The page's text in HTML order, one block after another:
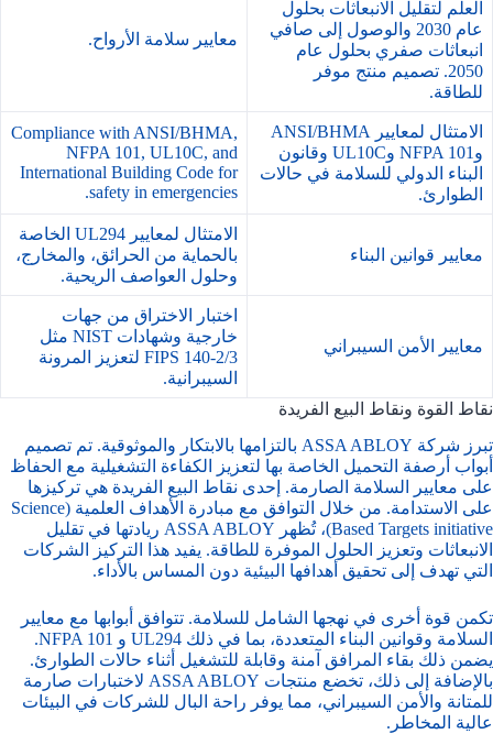
العلم لتقليل الانبعاثات بحلول
عام 2030 والوصول إلى صافي
انبعاثات صفري بحلول عام
2050. تصميم منتج موفر
للطاقة.
معايير سلامة الأرواح.
الامتثال لمعايير ANSI/BHMA
وNFPA 101 وUL10C وقانون
البناء الدولي للسلامة في حالات
الطوارئ.
Compliance with ANSI/BHMA,
NFPA 101, UL10C, and
International Building Code for
safety in emergencies.
معايير قوانين البناء
الامتثال لمعايير UL294 الخاصة
بالحماية من الحرائق، والمخارج،
وحلول العواصف الريحية.
معايير الأمن السيبراني
اختبار الاختراق من جهات
خارجية وشهادات NIST مثل
FIPS 140-2/3 لتعزيز المرونة
السيبرانية.
نقاط القوة ونقاط البيع الفريدة
تبرز شركة ASSA ABLOY بالتزامها بالابتكار والموثوقية. تم تصميم
أبواب أرصفة التحميل الخاصة بها لتعزيز الكفاءة التشغيلية مع الحفاظ
على معايير السلامة الصارمة. إحدى نقاط البيع الفريدة هي تركيزها
على الاستدامة. من خلال التوافق مع مبادرة الأهداف العلمية (Science
Based Targets initiative)، تُظهر ASSA ABLOY ريادتها في تقليل
الانبعاثات وتعزيز الحلول الموفرة للطاقة. يفيد هذا التركيز الشركات
التي تهدف إلى تحقيق أهدافها البيئية دون المساس بالأداء.
تكمن قوة أخرى في نهجها الشامل للسلامة. تتوافق أبوابها مع معايير
السلامة وقوانين البناء المتعددة، بما في ذلك UL294 و NFPA 101.
يضمن ذلك بقاء المرافق آمنة وقابلة للتشغيل أثناء حالات الطوارئ.
بالإضافة إلى ذلك، تخضع منتجات ASSA ABLOY لاختبارات صارمة
للمتانة والأمن السيبراني، مما يوفر راحة البال للشركات في البيئات
عالية المخاطر.